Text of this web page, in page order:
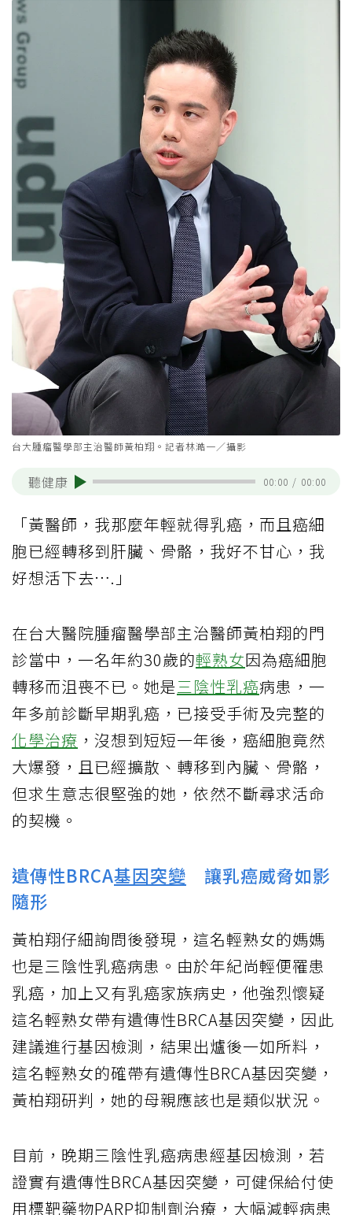
台大腫瘤醫學部主治醫師黃柏翔。記者林澔一／攝影
聽健康 00:00 / 00:00
「黃醫師，我那麼年輕就得乳癌，而且癌細
胞已經轉移到肝臟、骨骼，我好不甘心，我
好想活下去….」
在台大醫院腫瘤醫學部主治醫師黃柏翔的門
診當中，一名年約30歲的輕熟女因為癌細胞
轉移而沮喪不已。她是三陰性乳癌病患，一
年多前診斷早期乳癌，已接受手術及完整的
化學治療 ，沒想到短短一年後，癌細胞竟然
大爆發，且已經擴散、轉移到內臟、骨骼，
但求生意志很堅強的她，依然不斷尋求活命
的契機。
遺傳性BRCA基因突變 讓乳癌威脅如影
隨形
黃柏翔仔細詢問後發現，這名輕熟女的媽媽
也是三陰性乳癌病患。由於年紀尚輕便罹患
乳癌，加上又有乳癌家族病史，他強烈懷疑
這名輕熟女帶有遺傳性BRCA基因突變，因此
建議進行基因檢測，結果出爐後一如所料，
這名輕熟女的確帶有遺傳性BRCA基因突變，
黃柏翔研判，她的母親應該也是類似狀況。
目前，晚期三陰性乳癌病患經基因檢測，若
證實有遺傳性BRCA基因突變，可健保給付使
用標靶藥物PARP抑制劑治療，大幅減輕病患